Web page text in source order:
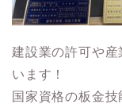
建設業の許可や
います！
国家資格の板金技